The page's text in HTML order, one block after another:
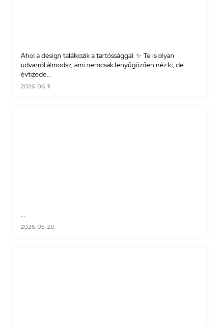
Ahol a design találkozik a tartóssággal. ✨ Te is olyan
udvarról álmodsz, ami nemcsak lenyűgözően néz ki, de
évtizede...
2026. 06. 11.
...
2026. 05. 20.